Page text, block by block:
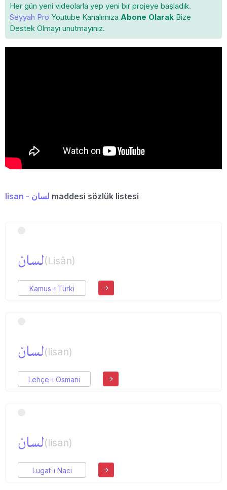
Her gün yeni videolarla yep yeni bir projeye başladık.
Seyyah Pro Youtube Kanalımıza Abone Olarak Bize
Destek Olmayı unutmayınız.
lisan - لسان maddesi sözlük listesi
لسان(Lisân)
Kamus-ı Türki
لسان(lisan)
Lehçe-i Osmani
لسان(lisan)
Lugat-ı Naci